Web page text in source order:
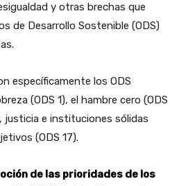
y otras brechas que
de Desarrollo Sostenible (ODS)
específicamente los ODS
(ODS 1), el hambre cero (ODS
justicia e instituciones sólidas
(ODS 17).
de las prioridades de los